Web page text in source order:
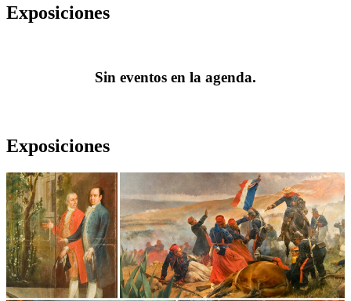
Exposiciones
Sin eventos en la agenda.
Exposiciones